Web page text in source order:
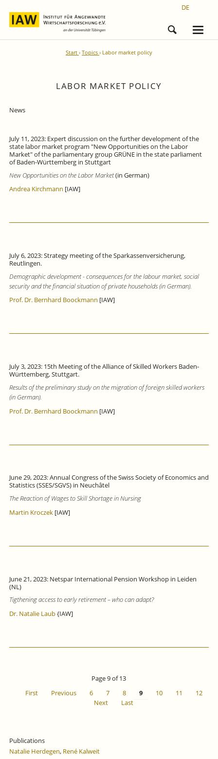
DE
Start Topics Labor market policy
LABOR MARKET POLICY
News
July 11, 2023: Expert discussion on the further development of the
state labor market program "New Opportunities on the Labor
Market" of the parliamentary group GRÜNE in the state parliament
of Baden-Württemberg in Stuttgart
New Opportunities on the Labor Market(in German)
Andrea Kirchmann [IAW]
July 6, 2023: Strategy meeting of the Sparkassenversicherung,
Reutlingen.
Demographic development - consequences for the labour market, social
security and the financial situation of private households (in German).
Prof. Dr. Bernhard Boockmann [IAW]
July 3, 2023: 15th Meeting of the Alliance of Skilled Workers Baden-
Württemberg, Stuttgart.
Results of the preliminary study on the migration of foreign skilled workers
(in German).
Prof. Dr. Bernhard Boockmann [IAW]
June 29, 2023: Annual Congress of the Swiss Society of Economics and
Statistics (SSES/SGVS) in Neuchâtel
The Reaction of Wages to Skill Shortage in Nursing
Martin Kroczek[IAW]
June 21, 2023: Netspar International Pension Workshop in Leiden
(NL)
Tigthening access to early retirement – who can adapt?
Dr. Natalie Laub{IAW]
Page 9 of 13
First
Previous 6 7 8 9 10 11
12
Next
Last
Publications
Natalie Herdegen, René Kalweit